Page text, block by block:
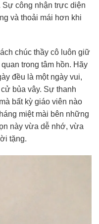
công nhận trực diện
và thoải mái hơn khi
chúc thầy cô luôn giữ
trong tâm hồn. Hãy
đều là một ngày vui,
bủa vây. Sự thanh
bất kỳ giáo viên nào
miệt mài bên những
này vừa dễ nhớ, vừa
tặng.